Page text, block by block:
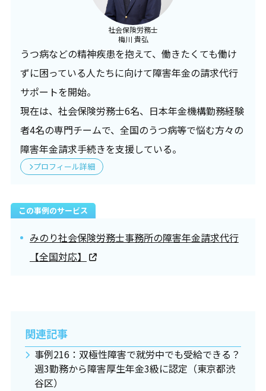
社会保険労務士
梅川 貴弘
うつ病などの精神疾患を抱えて、働きたくても働け
ずに困っている人たちに向けて障害年金の請求代行
サポートを開始。
現在は、社会保険労務士6名、日本年金機構勤務経験
者4名の専門チームで、全国のうつ病等で悩む方々の
障害年金請求手続きを支援している。
プロフィール詳細
この事例のサービス
みのり社会保険労務士事務所の障害年金請求代行
【全国対応】
関連記事
事例216：双極性障害で就労中でも受給できる？
週3勤務から障害厚生年金3級に認定（東京都渋
谷区）